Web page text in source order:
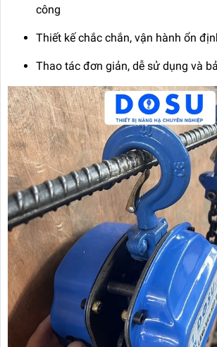
công
Thiết kế chắc chắn, vận hành ổn
Thao tác đơn giản, dễ sử dụng và